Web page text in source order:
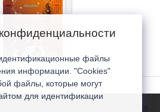
файлы
информации. "Cookies"
файлы, которые могут
для идентификации